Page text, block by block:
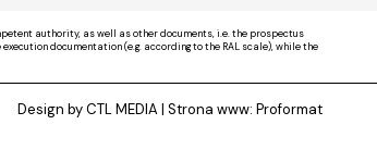
authority, as well as other documents, i.e. the prospectus
documentation (e.g. according to the RAL scale), while the
Design by CTL MEDIA | Strona www: Proformat